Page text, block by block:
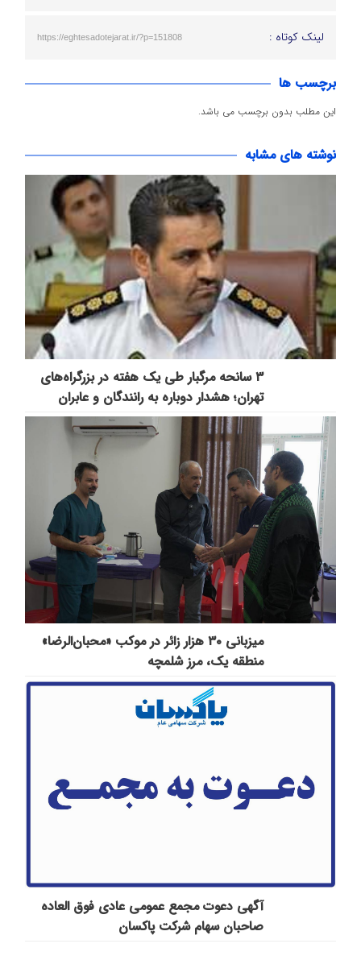
لینک کوتاه : https://eghtesadotejarat.ir/?p=151808
برچسب ها
این مطلب بدون برچسب می باشد.
نوشته های مشابه
۳ سانحه مرگبار طی یک هفته در بزرگراه‌های
تهران؛ هشدار دوباره به رانندگان و عابران
میزبانی ۳۰ هزار زائر در موکب «محبان‌الرضا»
منطقه یک، مرز شلمچه
آگهی دعوت مجمع عمومی عادی فوق العاده
صاحبان سهام شرکت پاكسان